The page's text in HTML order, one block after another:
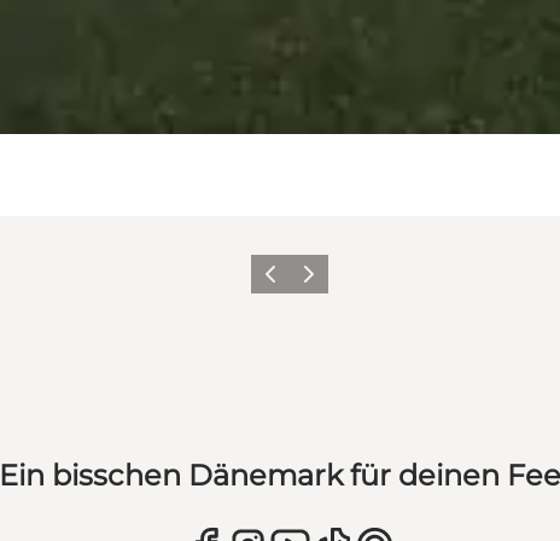
ZurückWeiter
Ein bisschen Dänemark für deinen